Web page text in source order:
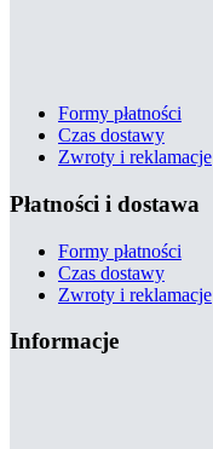
Formy płatności
Czas dostawy
Zwroty i reklamacje
Płatności i dostawa
Formy płatności
Czas dostawy
Zwroty i reklamacje
Informacje